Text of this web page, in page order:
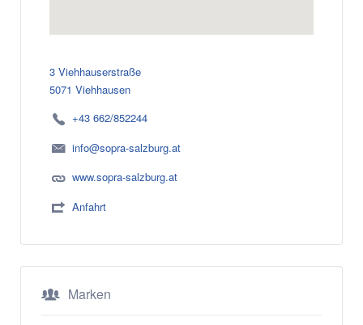
3 Viehhauserstraße
5071 Viehhausen
+43 662/852244
info@sopra-salzburg.at
www.sopra-salzburg.at
Anfahrt
Marken